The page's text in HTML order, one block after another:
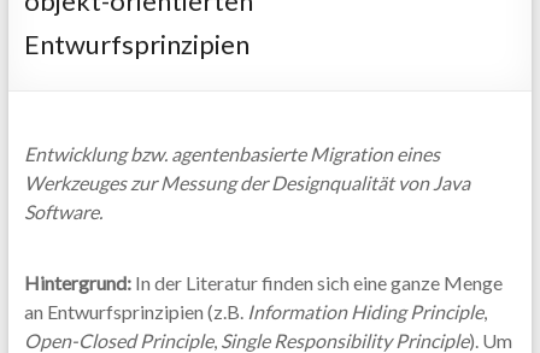
Software
Entwurfsprinzipien
Entwicklung bzw. agentenbasierte Migration eines
Werkzeuges zur Messung der Designqualität von Java
Software.
Hintergrund:In der Literatur finden sich eine ganze Menge
an Entwurfsprinzipien (z.B. Information Hiding Principle,
Open-Closed Principle, Single Responsibility Principle). Um